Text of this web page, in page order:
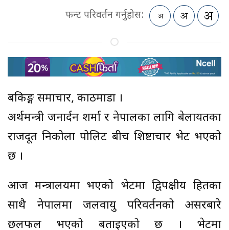
फन्ट परिवर्तन गर्नुहोस:
बैंकिङ्ग समाचार, काठमाडौं ।
अर्थमन्त्री जनार्दन शर्मा र नेपालका लागि बेलायतका
राजदूत निकोला पोलिट बीच शिष्टाचार भेट भएको
छ ।
आज मन्त्रालयमा भएको भेटमा द्विपक्षीय हितका
साथै नेपालमा जलवायु परिवर्तनको असरबारे
छलफल भएको बताइएको छ । भेटमा